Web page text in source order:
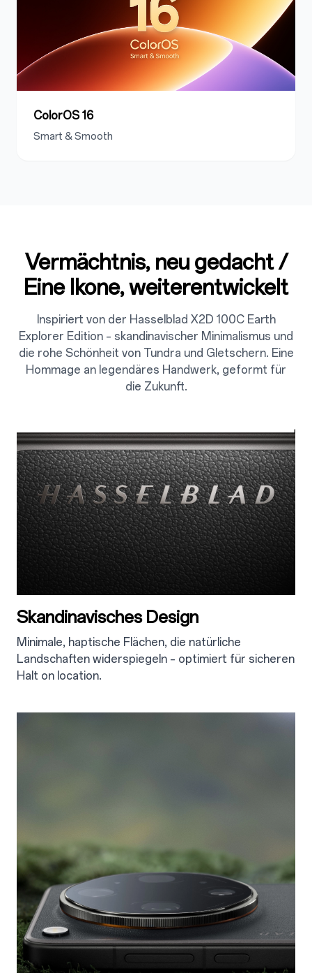
ColorOS 16
Smart & Smooth
Vermächtnis, neu gedacht /
Eine Ikone, weiterentwickelt
Inspiriert von der Hasselblad X2D 100C Earth
Explorer Edition – skandinavischer Minimalismus und
die rohe Schönheit von Tundra und Gletschern. Eine
Hommage an legendäres Handwerk, geformt für
die Zukunft.
Skandinavisches Design
Minimale, haptische Flächen, die natürliche
Landschaften widerspiegeln – optimiert für sicheren
Halt on location.